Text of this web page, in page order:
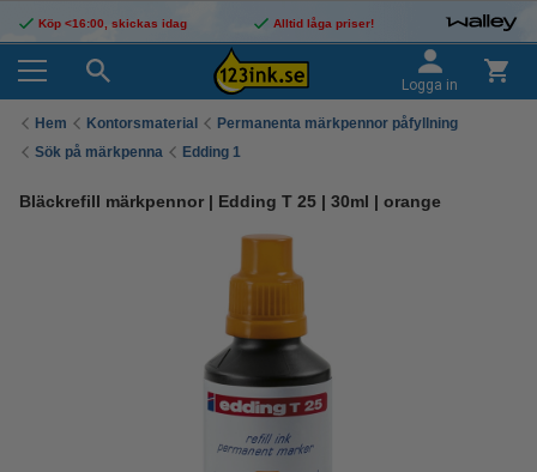
Köp <16:00, skickas idag Alltid låga priser!
Logga in
Hem Kontorsmaterial
Permanenta märkpennor påfyllning
Sök på märkpenna
Edding 1
Bläckrefill märkpennor | Edding T 25 | 30ml | orange